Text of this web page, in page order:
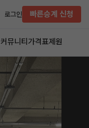
로그인 빠른승계 신청
커뮤니티 가격표제원